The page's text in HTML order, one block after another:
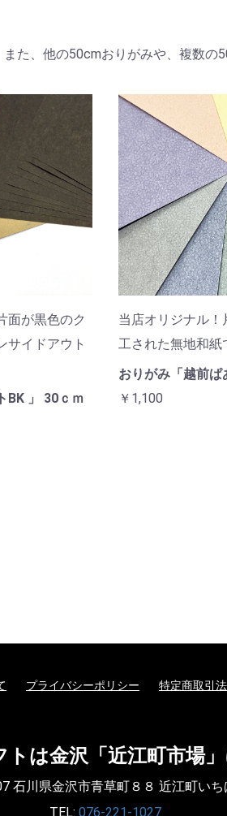
た、他の50cmおりがみや、複数
面が黒色のク
サイドアウト
BK 」 30ｃｍ
当店オリジナル！
工された無地和紙
おりがみ「越前ぱ
￥1,100
プライバシーポリシー 特定商取引
は金沢「近江町市場
石川県金沢市青草町８８ 近江町いち
TEL: 076-221-1027